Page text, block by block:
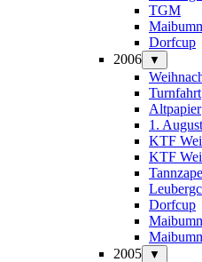
TGM
Dorfcup
2006
▼
Turnfahrt
Altpapier
1. August
KTF
KTF
Dorfcup
2005
▼